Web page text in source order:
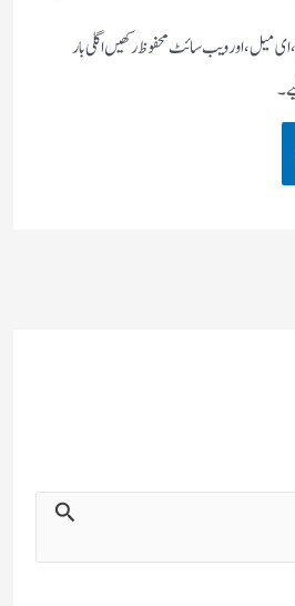
ای میل، اور ویب سائٹ محفوظ رکھیں اگلی بار